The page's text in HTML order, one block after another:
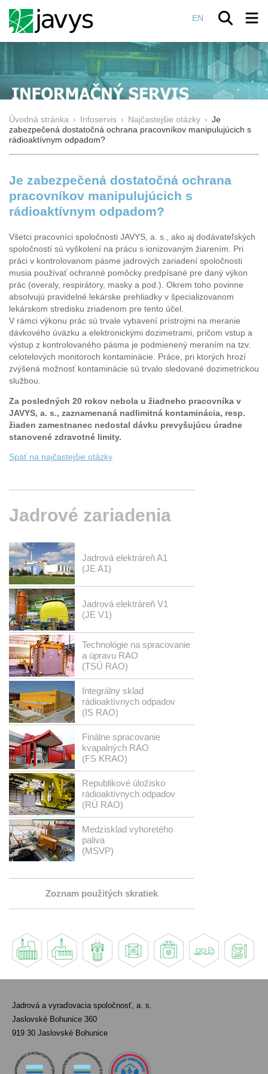
EN
Úvodná stránka › Infoservis › Najčastejšie otázky › Je
zabezpečená dostatočná ochrana pracovníkov manipulujúcich s
rádioaktívnym odpadom?
Je zabezpečená dostatočná ochrana
pracovníkov manipulujúcich s
rádioaktívnym odpadom?
Všetci pracovníci spoločnosti JAVYS, a. s., ako aj dodávateľských
spoločností sú vyškolení na prácu s ionizovaným žiarením. Pri
práci v kontrolovanom pásme jadrových zariadení spoločnosti
musia používať ochranné pomôcky predpísané pre daný výkon
prác (overaly, respirátory, masky a pod.). Okrem toho povinne
absolvujú pravidelné lekárske prehliadky v špecializovanom
lekárskom stredisku zriadenom pre tento účel.
V rámci výkonu prác sú trvale vybavení prístrojmi na meranie
dávkového úväzku a elektronickými dozimetrami, pričom vstup a
výstup z kontrolovaného pásma je podmienený meraním na tzv.
celotelových monitoroch kontaminácie. Práce, pri ktorých hrozí
zvýšená možnosť kontaminácie sú trvalo sledované dozimetrickou
službou.
Za posledných 20 rokov nebola u žiadneho pracovníka v
JAVYS, a. s., zaznamenaná nadlimitná kontaminácia, resp.
žiaden zamestnanec nedostal dávku prevyšujúcu úradne
stanovené zdravotné limity.
Späť na najčastejšie otázky
Jadrové zariadenia
Jadrová elektráreň A1
(JE A1)
Jadrová elektráreň V1
(JE V1)
Technológie na spracovanie
a úpravu RAO
(TSÚ RAO)
Integrálny sklad
rádioaktívnych odpadov
(IS RAO)
Finálne spracovanie
kvapalných RAO
(FS KRAO)
Republikové úložisko
rádioaktívnych odpadov
(RÚ RAO)
Medzisklad vyhoretého
paliva
(MSVP)
Zoznam použitých skratiek
Jadrová a vyraďovacia spoločnosť, a. s.
Jaslovské Bohunice 360
919 30 Jaslovské Bohunice